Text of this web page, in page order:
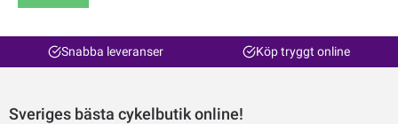
Snabba leveranser Köp tryggt online
Sveriges bästa cykelbutik online!